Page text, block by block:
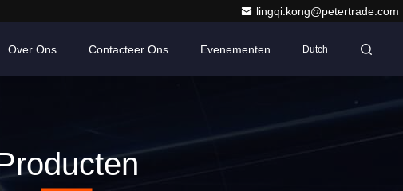
lingqi.kong@petertrade.com
Over Ons Contacteer Ons Evenementen Dutch